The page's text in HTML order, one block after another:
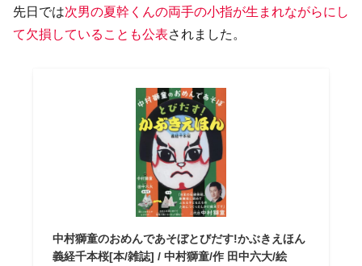
先日では次男の夏幹くんの両手の小指が生まれながらにし
て欠損していることも公表されました。
中村獅童のおめんであそぼとびだす!かぶきえほん
義経千本桜[本/雑誌] / 中村獅童/作 田中六大/絵